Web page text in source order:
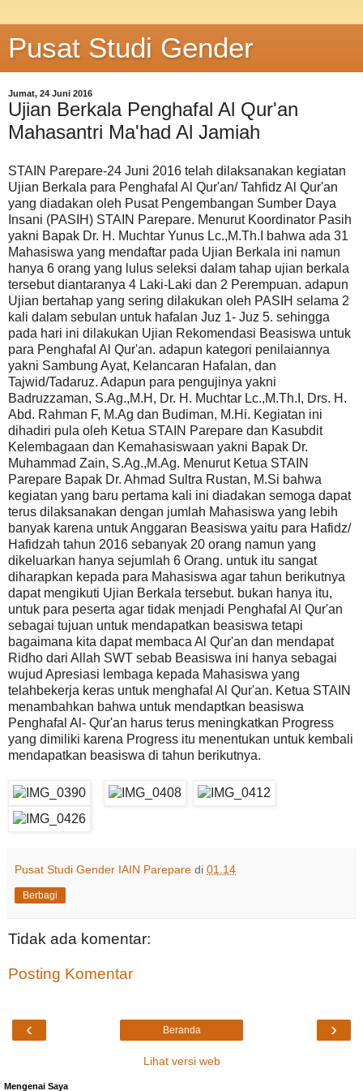
Pusat Studi Gender
Jumat, 24 Juni 2016
Ujian Berkala Penghafal Al Qur'an
Mahasantri Ma'had Al Jamiah
STAIN Parepare-24 Juni 2016 telah dilaksanakan kegiatan
Ujian Berkala para Penghafal Al Qur'an/ Tahfidz Al Qur'an
yang diadakan oleh Pusat Pengembangan Sumber Daya
Insani (PASIH) STAIN Parepare. Menurut Koordinator Pasih
yakni Bapak Dr. H. Muchtar Yunus Lc.,M.Th.I bahwa ada 31
Mahasiswa yang mendaftar pada Ujian Berkala ini namun
hanya 6 orang yang lulus seleksi dalam tahap ujian berkala
tersebut diantaranya 4 Laki-Laki dan 2 Perempuan. adapun
Ujian bertahap yang sering dilakukan oleh PASIH selama 2
kali dalam sebulan untuk hafalan Juz 1- Juz 5. sehingga
pada hari ini dilakukan Ujian Rekomendasi Beasiswa untuk
para Penghafal Al Qur'an. adapun kategori penilaiannya
yakni Sambung Ayat, Kelancaran Hafalan, dan
Tajwid/Tadaruz. Adapun para pengujinya yakni
Badruzzaman, S.Ag.,M.H, Dr. H. Muchtar Lc.,M.Th.I, Drs. H.
Abd. Rahman F, M.Ag dan Budiman, M.Hi. Kegiatan ini
dihadiri pula oleh Ketua STAIN Parepare dan Kasubdit
Kelembagaan dan Kemahasiswaan yakni Bapak Dr.
Muhammad Zain, S.Ag.,M.Ag. Menurut Ketua STAIN
Parepare Bapak Dr. Ahmad Sultra Rustan, M.Si bahwa
kegiatan yang baru pertama kali ini diadakan semoga dapat
terus dilaksanakan dengan jumlah Mahasiswa yang lebih
banyak karena untuk Anggaran Beasiswa yaitu para Hafidz/
Hafidzah tahun 2016 sebanyak 20 orang namun yang
dikeluarkan hanya sejumlah 6 Orang. untuk itu sangat
diharapkan kepada para Mahasiswa agar tahun berikutnya
dapat mengikuti Ujian Berkala tersebut. bukan hanya itu,
untuk para peserta agar tidak menjadi Penghafal Al Qur'an
sebagai tujuan untuk mendapatkan beasiswa tetapi
bagaimana kita dapat membaca Al Qur'an dan mendapat
Ridho dari Allah SWT sebab Beasiswa ini hanya sebagai
wujud Apresiasi lembaga kepada Mahasiswa yang
telahbekerja keras untuk menghafal Al Qur'an. Ketua STAIN
menambahkan bahwa untuk mendaptkan beasiswa
Penghafal Al- Qur'an harus terus meningkatkan Progress
yang dimiliki karena Progress itu menentukan untuk kembali
mendapatkan beasiswa di tahun berikutnya.
Pusat Studi Gender IAIN Parepare di 01.14
Berbagi
Tidak ada komentar:
Posting Komentar
‹ ›
Beranda
Lihat versi web
Mengenai Saya